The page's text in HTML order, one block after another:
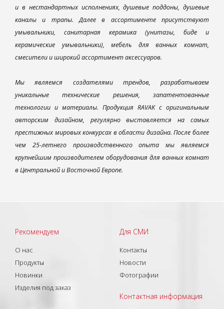
и в нестандартных исполнениях, душевые поддоны, душевые
каналы и трапы. Далее в ассортименте присутствуют
умывальники, санитарная керамика (унитазы, биде и
керамические умывальники), мебель для ванных комнат,
смесители и широкий ассортимент аксессуаров.
Мы являемся создателями трендов, разрабатываем
уникальные технические решения, запатентованные
технологии и материалы. Продукция RAVAK с оригинальным
авторским дизайном, регулярно выставляется на самых
престижных мировых конкурсах в области дизайна. После более
чем 25-летнего производственного опыта мы являемся
крупнейшим производителем оборудования для ванных комнат
в Центральной и Восточной Европе.
Рекомендуем
О нас
Продукты
Новинки
Изделия под заказ
Для СМИ
Контакты
Новости
Фотографии
Контактная информация